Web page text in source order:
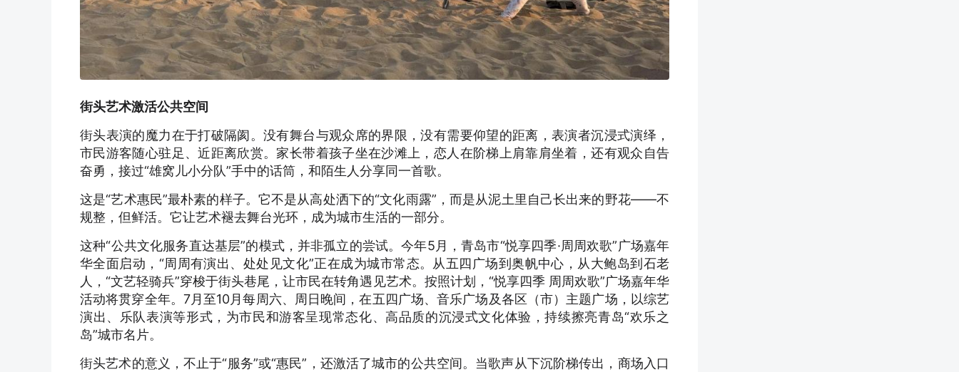
街头艺术激活公共空间
街头表演的魔力在于打破隔阂。没有舞台与观众席的界限，没有需要仰望的距离，表演者沉浸式演绎，
市民游客随心驻足、近距离欣赏。家长带着孩子坐在沙滩上，恋人在阶梯上肩靠肩坐着，还有观众自告
奋勇，接过“雄窝儿小分队”手中的话筒，和陌生人分享同一首歌。
这是“艺术惠民”最朴素的样子。它不是从高处洒下的“文化雨露”，而是从泥土里自己长出来的野花——不
规整，但鲜活。它让艺术褪去舞台光环，成为城市生活的一部分。
这种“公共文化服务直达基层”的模式，并非孤立的尝试。今年5月，青岛市“悦享四季·周周欢歌”广场嘉年
华全面启动，“周周有演出、处处见文化”正在成为城市常态。从五四广场到奥帆中心，从大鲍岛到石老
人，“文艺轻骑兵”穿梭于街头巷尾，让市民在转角遇见艺术。按照计划，“悦享四季 周周欢歌”广场嘉年华
活动将贯穿全年。7月至10月每周六、周日晚间，在五四广场、音乐广场及各区（市）主题广场，以综艺
演出、乐队表演等形式，为市民和游客呈现常态化、高品质的沉浸式文化体验，持续擦亮青岛“欢乐之
岛”城市名片。
街头艺术的意义，不止于“服务”或“惠民”，还激活了城市的公共空间。当歌声从下沉阶梯传出，商场入口